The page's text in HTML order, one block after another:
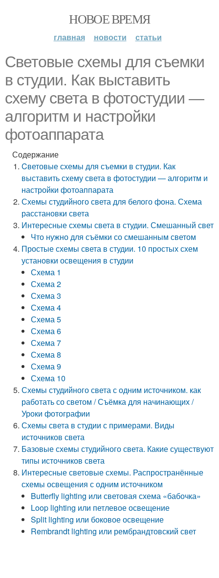
НОВОЕ ВРЕМЯ
главная новости статьи
Cветовые схемы для съемки
в студии. Как выставить
схему света в фотостудии —
алгоритм и настройки
фотоаппарата
Содержание
Cветовые схемы для съемки в студии. Как
выставить схему света в фотостудии — алгоритм и
настройки фотоаппарата
Схемы студийного света для белого фона. Схема
расстановки света
Интересные схемы света в студии. Смешанный свет
Что нужно для съёмки со смешанным светом
Простые схемы света в студии. 10 простых схем
установки освещения в студии
Схема 1
Схема 2
Схема 3
Схема 4
Схема 5
Схема 6
Схема 7
Схема 8
Схема 9
Схема 10
Схемы студийного света с одним источником. как
работать со светом / Съёмка для начинающих /
Уроки фотографии
Схемы света в студии с примерами. Виды
источников света
Базовые схемы студийного света. Какие существуют
типы источников света
Интересные световые схемы. Распространённые
схемы освещения с одним источником
Butterfly lighting или световая схема «бабочка»
Loop lighting или петлевое освещение
Split lighting или боковое освещение
Rembrandt lighting или рембрандтовский свет